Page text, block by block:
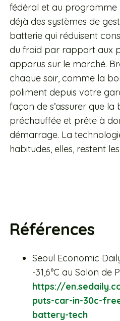
fédéral et au programme
déjà des systèmes de
batterie qui réduisent
du froid par rapport aux
apparus sur le marché.
chaque soir, comme la
poliment depuis votre
façon de s’assurer que la
préchauffée et prête à
démarrage. La
habitudes, elles, restent
Références
Seoul Economic
-31,6°C au Salon de
https://
puts-car-in-30c-
battery-tech